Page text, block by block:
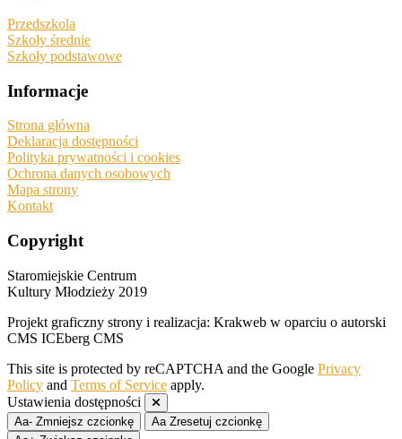
Przedszkola
Szkoły średnie
Szkoły podstawowe
Informacje
Strona główna
Deklaracja dostępności
Polityka prywatności i cookies
Ochrona danych osobowych
Mapa strony
Kontakt
Copyright
Staromiejskie Centrum
Kultury Młodzieży 2019
Projekt graficzny strony i realizacja: Krakweb w oparciu o autorski
CMS ICEberg CMS
This site is protected by reCAPTCHA and the Google Privacy
Policy and Terms of Service apply.
Ustawienia dostępności
Aa- Zmniejsz czcionkę Aa Zresetuj czcionkę